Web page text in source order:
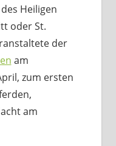
Heiligen
oder St.
der
am
zum ersten
am